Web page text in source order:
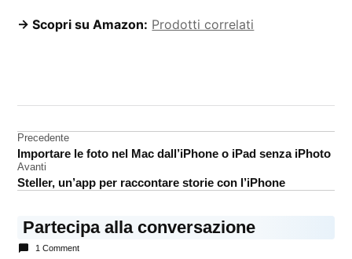
→ Scopri su Amazon: Prodotti correlati
iPhone
5S
Navigazione
articoli
Precedente
Importare le foto nel Mac dall’iPhone o iPad senza iPhoto
Avanti
Steller, un’app per raccontare storie con l’iPhone
Partecipa alla conversazione
1 Comment